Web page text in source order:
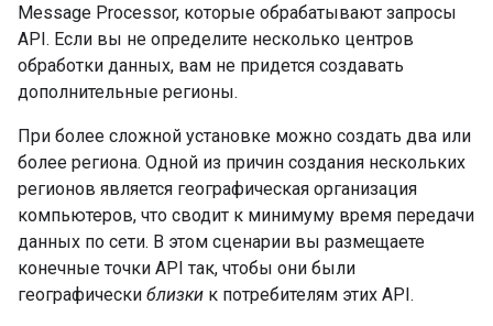
Message Processor, которые обрабатывают запросы
API. Если вы не определите несколько центров
обработки данных, вам не придется создавать
дополнительные регионы.
При более сложной установке можно создать два или
более региона. Одной из причин создания нескольких
регионов является географическая организация
компьютеров, что сводит к минимуму время передачи
данных по сети. В этом сценарии вы размещаете
конечные точки API так, чтобы они были
географически близки к потребителям этих API.